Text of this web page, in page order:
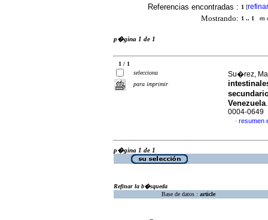
Referencias encontradas : 1 [refinar
Mostrando: 1 .. 1 en
p�gina 1 de 1
1 / 1
selecciona
para imprimir
Su�rez,
Venezuela
0004-0649
· resumen
p�gina 1 de 1
Refinar la b�squeda
Base de datos : article